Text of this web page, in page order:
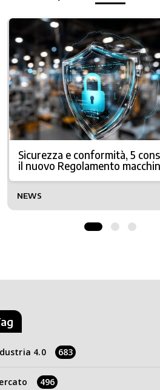
Sicurezza e conformità, 5
il nuovo Regolamento
NEWS
4.0 683
496